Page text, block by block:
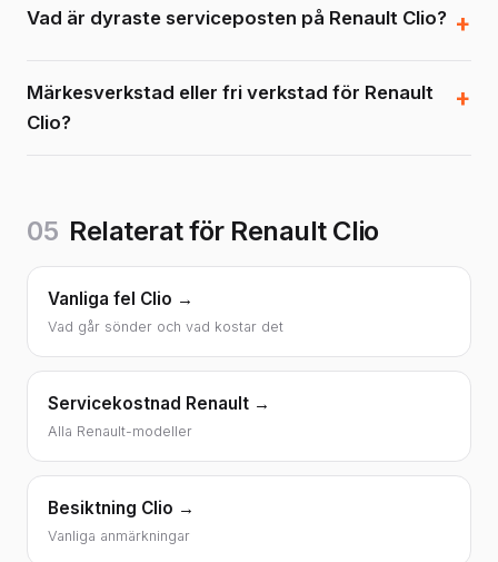
Vad är dyraste serviceposten på Renault Clio?
Märkesverkstad eller fri verkstad för Renault
Clio?
05 Relaterat för Renault Clio
Vanliga fel Clio →
Vad går sönder och vad kostar det
Servicekostnad Renault →
Alla Renault-modeller
Besiktning Clio →
Vanliga anmärkningar